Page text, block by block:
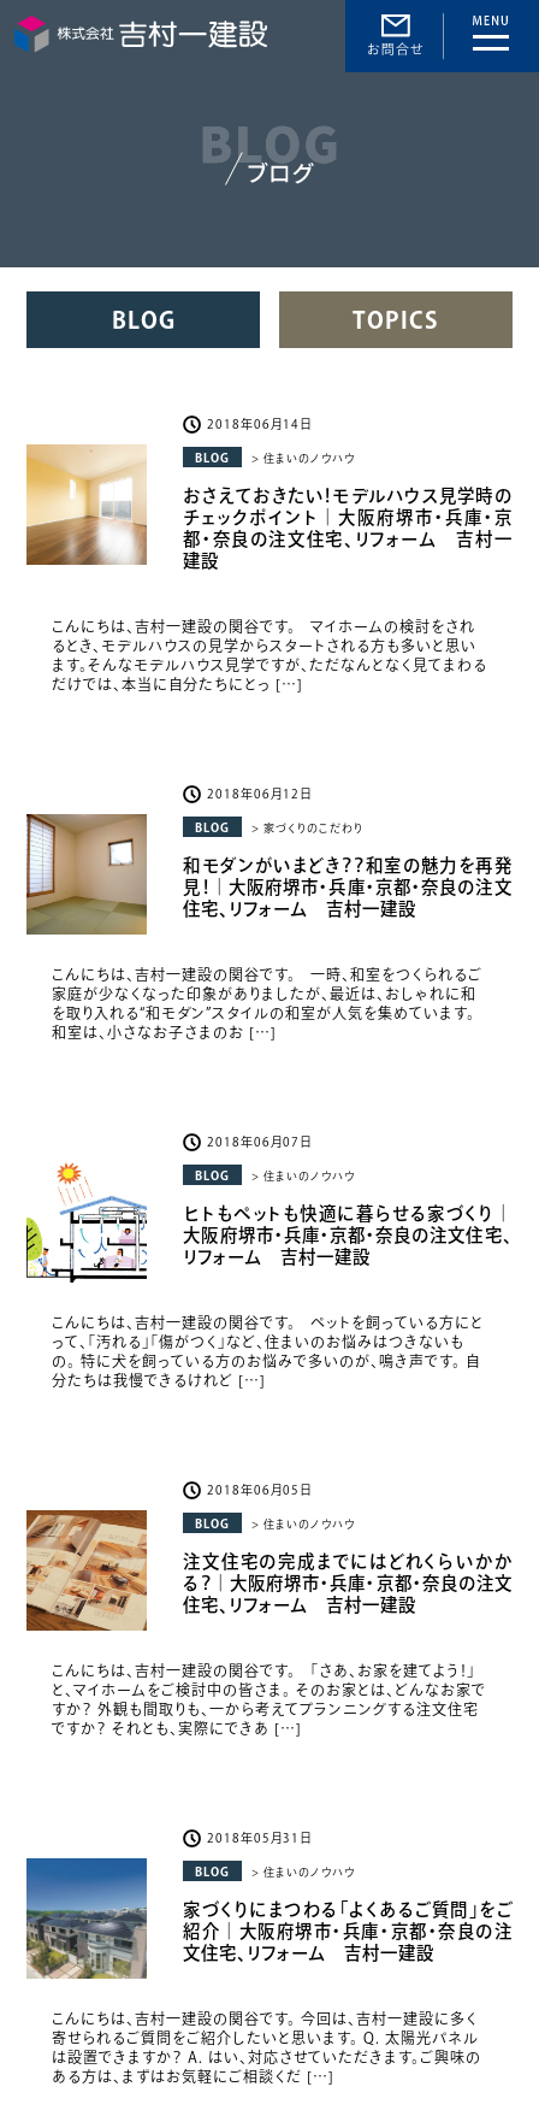
toggle
BLOG TOPICS
2018年06月14日
BLOG > 住まいのノウハウ
おさえておきたい！モデルハウス見学時の
チェックポイント｜大阪府堺市・兵庫・京
都・奈良の注文住宅、リフォーム 吉村一
建設
こんにちは、吉村一建設の関谷です。 マイホームの検討をされ
るとき、モデルハウスの見学からスタートされる方も多いと思い
ます。そんなモデルハウス見学ですが、ただなんとなく見てまわる
だけでは、本当に自分たちにとっ […]
2018年06月12日
BLOG > 家づくりのこだわり
和モダンがいまどき？？和室の魅力を再発
見！｜大阪府堺市・兵庫・京都・奈良の注文
住宅、リフォーム 吉村一建設
こんにちは、吉村一建設の関谷です。 一時、和室をつくられるご
家庭が少なくなった印象がありましたが、最近は、おしゃれに和
を取り入れる“和モダン”スタイルの和室が人気を集めています。
和室は、小さなお子さまのお […]
2018年06月07日
BLOG > 住まいのノウハウ
ヒトもペットも快適に暮らせる家づくり｜
大阪府堺市・兵庫・京都・奈良の注文住宅、
リフォーム 吉村一建設
こんにちは、吉村一建設の関谷です。 ペットを飼っている方にと
って、「汚れる」「傷がつく」など、住まいのお悩みはつきないも
の。 特に犬を飼っている方のお悩みで多いのが、鳴き声です。 自
分たちは我慢できるけれど […]
2018年06月05日
BLOG > 住まいのノウハウ
注文住宅の完成までにはどれくらいかか
る？｜大阪府堺市・兵庫・京都・奈良の注文
住宅、リフォーム 吉村一建設
こんにちは、吉村一建設の関谷です。 「さあ、お家を建てよう！」
と、マイホームをご検討中の皆さま。 そのお家とは、どんなお家で
すか？ 外観も間取りも、一から考えてプランニングする注文住宅
ですか？ それとも、実際にできあ […]
2018年05月31日
BLOG > 住まいのノウハウ
家づくりにまつわる「よくあるご質問」をご
紹介｜大阪府堺市・兵庫・京都・奈良の注
文住宅、リフォーム 吉村一建設
こんにちは、吉村一建設の関谷です。 今回は、吉村一建設に多く
寄せられるご質問をご紹介したいと思います。 Q. 太陽光パネル
は設置できますか？ A. はい、対応させていただきます。ご興味の
ある方は、まずはお気軽にご相談くだ […]